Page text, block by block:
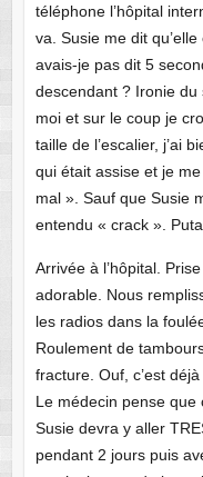
téléphone l’hôpital
va. Susie me dit
avais-je pas dit 5
descendant ? Ironie du
moi et sur le coup je
taille de l’escalier, j’ai
qui était assise et je
mal ». Sauf que Susie
entendu « crack ».
Arrivée à l’hôpital.
adorable. Nous
les radios dans la
Roulement de
fracture. Ouf, c’est
Le médecin pense
Susie devra y aller
pendant 2 jours puis